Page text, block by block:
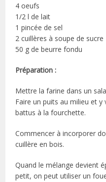
4 oeufs
1/2 l de lait
1 pincée de sel
2 cuillères à soupe de sucre
50 g de beurre fondu
Préparation :
Mettre la farine dans un
Faire un puits au milieu et
battus à la fourchette.
Commencer à incorporer
cuillère en bois.
Quand le mélange devient
petit, on peut utiliser un